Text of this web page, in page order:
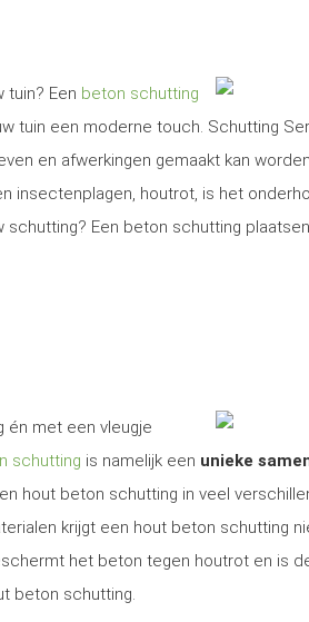
tuin? Een beton schutting
tuin een moderne touch. Schutting
en afwerkingen gemaakt kan
insectenplagen, houtrot, is het
schutting? Een beton schutting
én met een vleugje
schutting is namelijk een unieke
hout beton schutting in veel
krijgt een hout beton schutting
het beton tegen houtrot en is
beton schutting.